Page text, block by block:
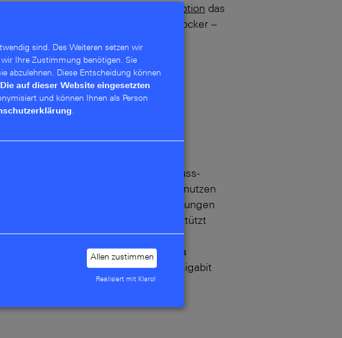
R&S®LANCOM Security Essentials Option das
zentrale Content-Filter und URL-Blocker –
SD-WAN
Standort flexibel und auf jede Anschluss-
Dank vielseitiger WAN-Schnittstellen nutzen
VDSL über bestehende Kupferleitungen
Bandbreite und Stabilität. Unterstützt
bis 300 MBit/s mit
zu VDSL2 und ADSL2+,Glasfaser
via
Module separat erhältlich) sowie Gigabit
externer Provider-Modems.
sind. Des Weiteren setzen wir
Ihre Zustimmung benötigen. Sie
abzulehnen. Diese Entschei­dung können
Die auf dieser Website eingesetzten
und können Ihnen als Person
.
Allen zustimmen
Realisiert mit Klaro!